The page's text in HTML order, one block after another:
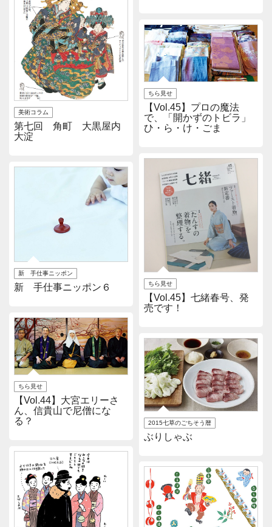
美術コラム
第七回 角町 大黒屋内
大淀
ちら見せ
【Vol.45】プロの魔法
で、「開かずのトビラ」
ひ・ら・け・ごま
ちら見せ
【Vol.45】七緒春号、発
売です！
新 手仕事ニッポン
新 手仕事ニッポン６
ちら見せ
【Vol.44】大宮エリーさ
ん、信貴山で尼僧にな
る？
2015七草のごちそう暦
ぶりしゃぶ